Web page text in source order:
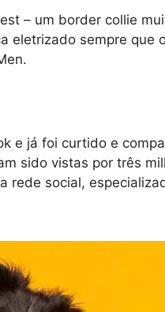
– um border collie
eletrizado sempre que
e já foi curtido e
sido vistas por três
rede social,